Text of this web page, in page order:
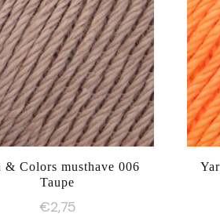
& Colors musthave 006
Taupe
€2,75